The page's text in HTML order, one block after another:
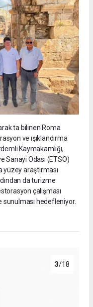
ta bilinen Roma
ve ışıklandırma
Kaymakamlığı,
Sanayi Odası (ETSO)
yüzey araştırması
da turizme
çalışması
sunulması hedefleniyor.
3/18